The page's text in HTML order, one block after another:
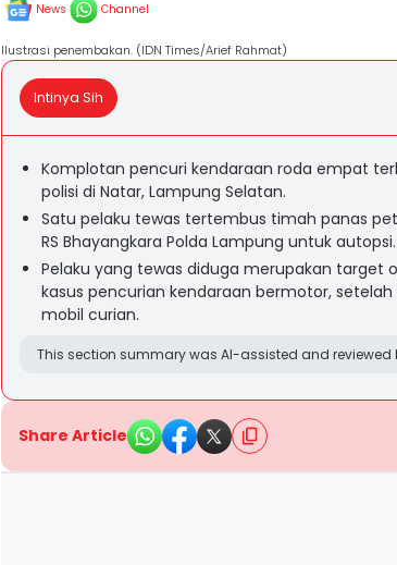
News Channel
Ilustrasi penembakan. (IDN Times/Arief Rahmat)
Intinya Sih
Komplotan pencuri kendaraan roda empat
polisi di Natar, Lampung Selatan.
Satu pelaku tewas tertembus timah panas
RS Bhayangkara Polda Lampung untuk autopsi.
Pelaku yang tewas diduga merupakan target
kasus pencurian kendaraan bermotor,
mobil curian.
This section summary was AI-assisted and reviewed
Share Article